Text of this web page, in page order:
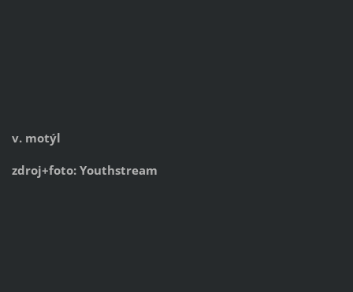
v. motýl
zdroj+foto: Youthstream